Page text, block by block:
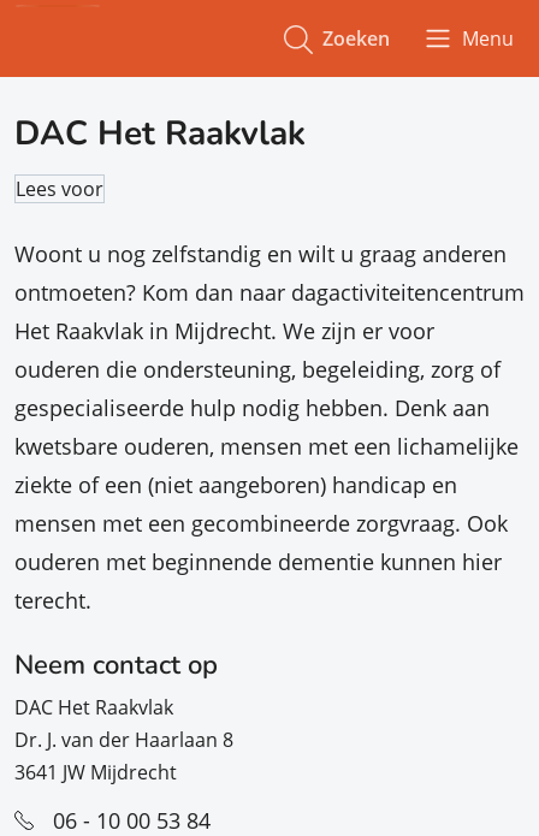
Zoeken Menu
DAC Het Raakvlak
Lees voor
Woont u nog zelfstandig en wilt u graag anderen
ontmoeten? Kom dan naar dagactiviteitencentrum
Het Raakvlak in Mijdrecht. We zijn er voor
ouderen die ondersteuning, begeleiding, zorg of
gespecialiseerde hulp nodig hebben. Denk aan
kwetsbare ouderen, mensen met een lichamelijke
ziekte of een (niet aangeboren) handicap en
mensen met een gecombineerde zorgvraag. Ook
ouderen met beginnende dementie kunnen hier
terecht.
Neem contact op
DAC Het Raakvlak
Dr. J. van der Haarlaan 8
3641 JW Mijdrecht
06 - 10 00 53 84